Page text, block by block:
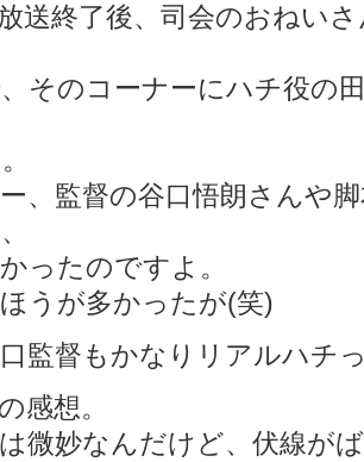
送終了後、司会のおねい
そのコーナーにハチ役の
、監督の谷口悟朗さんや
ったのですよ。
うが多かったが(笑)
監督もかなりリアルハチ
感想。
微妙なんだけど、伏線が